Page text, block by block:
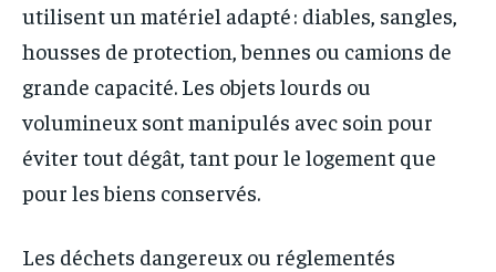
utilisent un matériel adapté : diables, sangles,
housses de protection, bennes ou camions de
grande capacité. Les objets lourds ou
volumineux sont manipulés avec soin pour
éviter tout dégât, tant pour le logement que
pour les biens conservés.
Les déchets dangereux ou réglementés